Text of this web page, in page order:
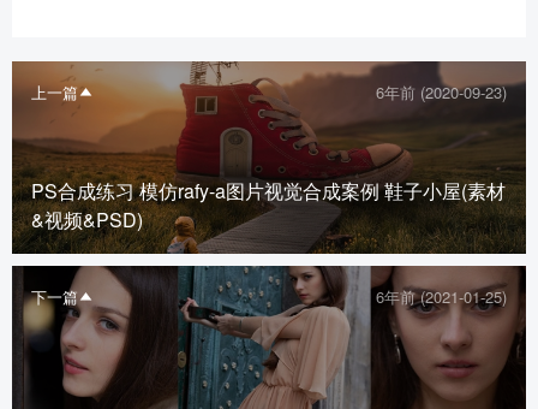
上一篇 6年前 (2020-09-23)
PS合成练习 模仿rafy-a图片视觉合成案例 鞋子小屋(素材
&视频&PSD)
下一篇 6年前 (2021-01-25)